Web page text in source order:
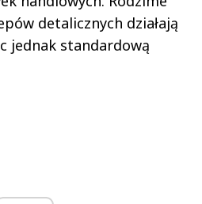
detalicznych działają
jednak standardową